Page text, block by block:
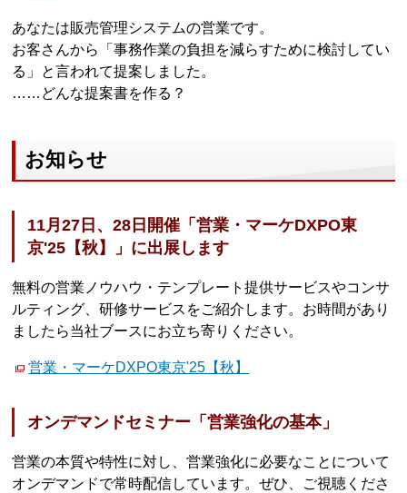
あなたは販売管理システムの営業です。
お客さんから「事務作業の負担を減らすために検討してい
る」と言われて提案しました。
……どんな提案書を作る？
お知らせ
11月27日、28日開催「営業・マーケDXPO東
京'25【秋】」に出展します
無料の営業ノウハウ・テンプレート提供サービスやコンサ
ルティング、研修サービスをご紹介します。お時間があり
ましたら当社ブースにお立ち寄りください。
営業・マーケDXPO東京'25【秋】
オンデマンドセミナー「営業強化の基本」
営業の本質や特性に対し、営業強化に必要なことについて
オンデマンドで常時配信しています。ぜひ、ご視聴くださ